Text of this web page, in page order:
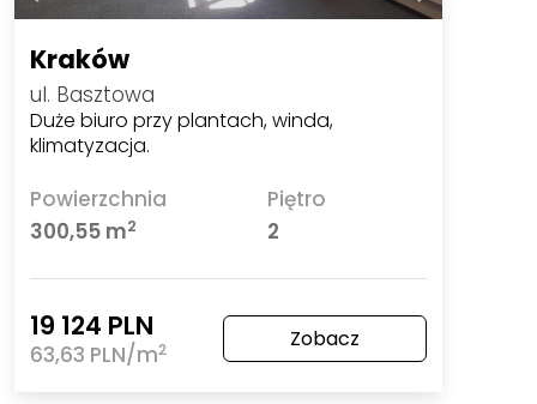
Kraków
ul. Basztowa
Duże biuro przy plantach, winda,
klimatyzacja.
Powierzchnia
300,55 m2
Piętro
2
19 124 PLN
63,63 PLN/m2 Zobacz